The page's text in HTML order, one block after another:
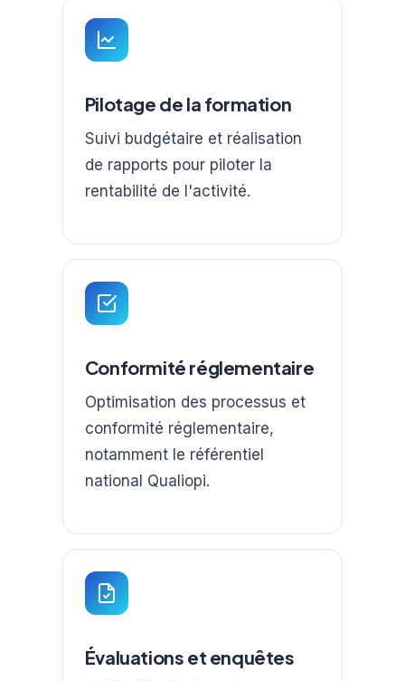
Pilotage de la formation
Suivi budgétaire et réalisation
de rapports pour piloter la
rentabilité de l'activité.
Conformité réglementaire
Optimisation des processus et
conformité réglementaire,
notamment le référentiel
national Qualiopi.
Évaluations et enquêtes